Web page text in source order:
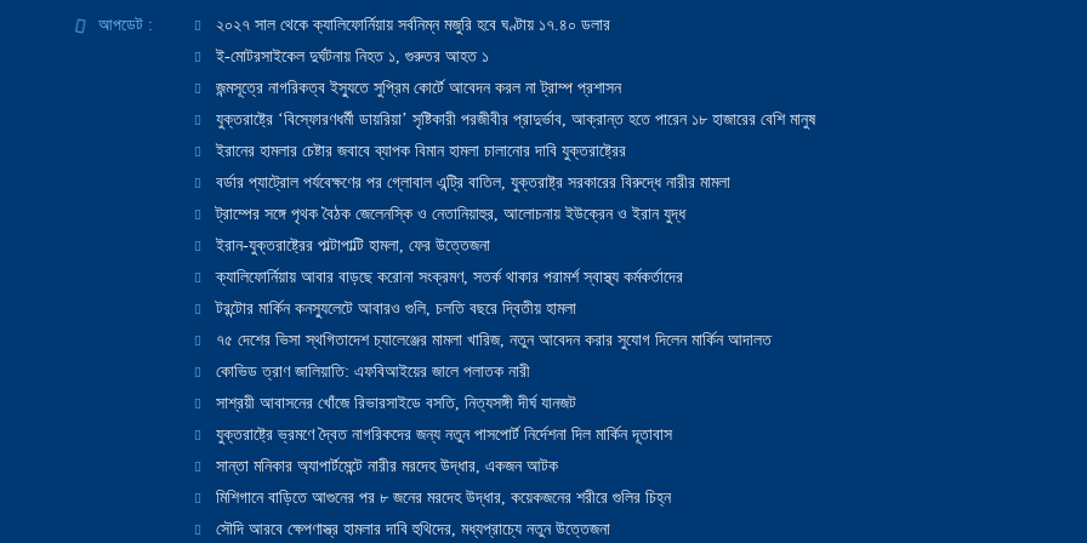
আপডেট :
২০২৭ সাল থেকে ক্যালিফোর্নিয়ায় সর্বনিম্ন মজুরি হবে ঘণ্টায় ১৭.৪০ ডলার
ই-মোটরসাইকেল দুর্ঘটনায় নিহত ১, গুরুতর আহত ১
জন্মসূত্রে নাগরিকত্ব ইস্যুতে সুপ্রিম কোর্টে আবেদন করল না ট্রাম্প প্রশাসন
যুক্তরাষ্ট্রে ‘বিস্ফোরণধর্মী ডায়রিয়া’ সৃষ্টিকারী পরজীবীর প্রাদুর্ভাব, আক্রান্ত হতে পারেন ১৮ হাজারের বেশি মানুষ
ইরানের হামলার চেষ্টার জবাবে ব্যাপক বিমান হামলা চালানোর দাবি যুক্তরাষ্ট্রের
বর্ডার প্যাট্রোল পর্যবেক্ষণের পর গ্লোবাল এন্ট্রি বাতিল, যুক্তরাষ্ট্র সরকারের বিরুদ্ধে নারীর মামলা
ট্রাম্পের সঙ্গে পৃথক বৈঠক জেলেনস্কি ও নেতানিয়াহুর, আলোচনায় ইউক্রেন ও ইরান যুদ্ধ
ইরান-যুক্তরাষ্ট্রের পাল্টাপাল্টি হামলা, ফের উত্তেজনা
ক্যালিফোর্নিয়ায় আবার বাড়ছে করোনা সংক্রমণ, সতর্ক থাকার পরামর্শ স্বাস্থ্য কর্মকর্তাদের
টরন্টোর মার্কিন কনস্যুলেটে আবারও গুলি, চলতি বছরে দ্বিতীয় হামলা
৭৫ দেশের ভিসা স্থগিতাদেশ চ্যালেঞ্জের মামলা খারিজ, নতুন আবেদন করার সুযোগ দিলেন মার্কিন আদালত
কোভিড ত্রাণ জালিয়াতি: এফবিআইয়ের জালে পলাতক নারী
সাশ্রয়ী আবাসনের খোঁজে রিভারসাইডে বসতি, নিত্যসঙ্গী দীর্ঘ যানজট
যুক্তরাষ্ট্রে ভ্রমণে দ্বৈত নাগরিকদের জন্য নতুন পাসপোর্ট নির্দেশনা দিল মার্কিন দূতাবাস
সান্তা মনিকার অ্যাপার্টমেন্টে নারীর মরদেহ উদ্ধার, একজন আটক
মিশিগানে বাড়িতে আগুনের পর ৮ জনের মরদেহ উদ্ধার, কয়েকজনের শরীরে গুলির চিহ্ন
সৌদি আরবে ক্ষেপণাস্ত্র হামলার দাবি হুথিদের, মধ্যপ্রাচ্যে নতুন উত্তেজনা